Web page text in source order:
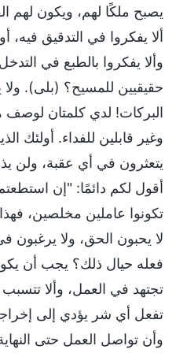
يصبح ملكًا لهم، ويكون لهم
ألا يفكروا في التدقيق فيه،
وألا يفكروا بالطبع في
حقيقيين للمسيح؟ (بلى). ولا
البركات! لدي كلمتان لوصف
وغير قابلين للفداء. أولئك
يتعثرون في أي عقبة، ولن
أقول لكم دائمًا: "إن
تكونوا عاملين مخلصين،
لا يحبون الحق، ولا يرغبون
فعله حيال ذلك؟ يجب أن
تجتهد في العمل، وألا
تفعل أي شر يؤدي إلى
وأن تواصل العمل حتى